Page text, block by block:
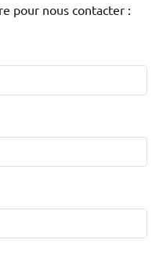
pour nous contacter :